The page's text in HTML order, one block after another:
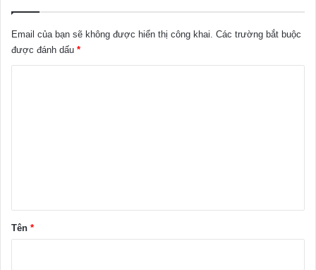
Email của bạn sẽ không được hiển thị công khai. Các trường bắt buộc
được đánh dấu *
n
Tên *